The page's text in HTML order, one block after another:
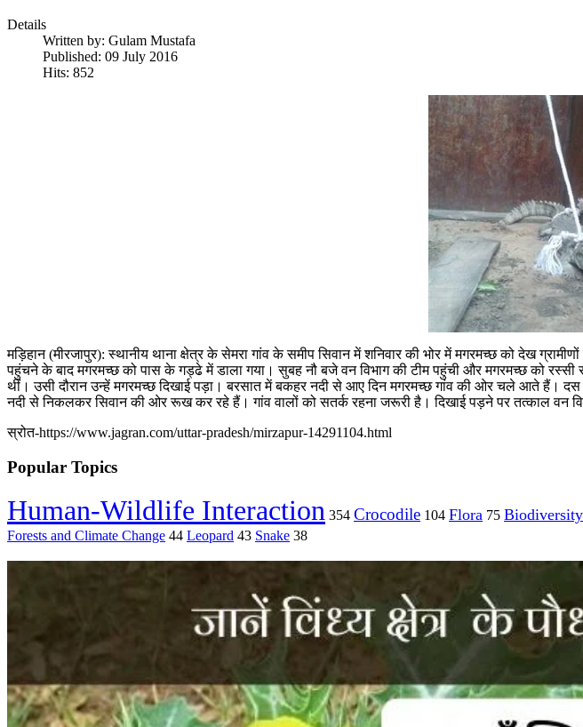
Details
Written by: Gulam Mustafa
Published: 09 July 2016
Hits: 852
मड़िहान (मीरजापुर): स्थानीय थाना क्षेत्र के सेमरा गांव के समीप सिवान में शनिवार की भोर में मगरमच्छ को देख
पहुंचने के बाद मगरमच्छ को पास के गड्ढे में डाला गया। सुबह नौ बजे वन विभाग की टीम पहुंची और मगरमच्छ को रस्सी
थीं। उसी दौरान उन्हें मगरमच्छ दिखाई पड़ा। बरसात में बकहर नदी से आए दिन मगरमच्छ गांव की ओर चले आते हैं।
नदी से निकलकर सिवान की ओर रूख कर रहे हैं। गांव वालों को सतर्क रहना जरूरी है। दिखाई पड़ने पर तत्काल वन
स्रोत-https://www.jagran.com/uttar-pradesh/mirzapur-14291104.html
Popular Topics
Human-Wildlife Interaction 354 Crocodile 104 Flora 75
Forests and Climate Change 44 Leopard 43 Snake 38